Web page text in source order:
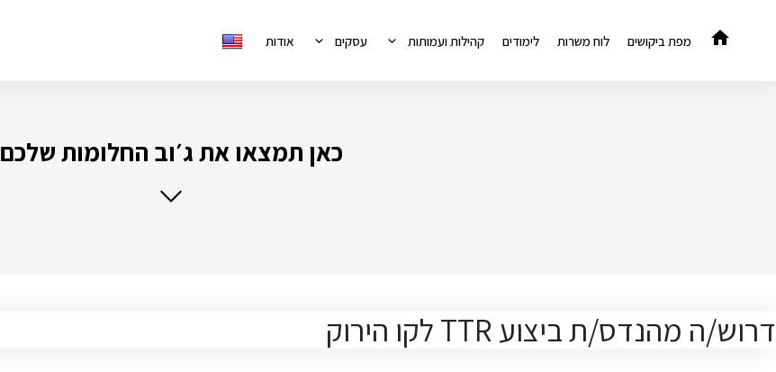
מפת ביקושים לוח משרות לימודים קהילות ועמותות עסקים אודות
כאן תמצאו את ג׳וב החלומות שלכם
דרוש/ה מהנדס/ת ביצוע TTR לקו הירוק